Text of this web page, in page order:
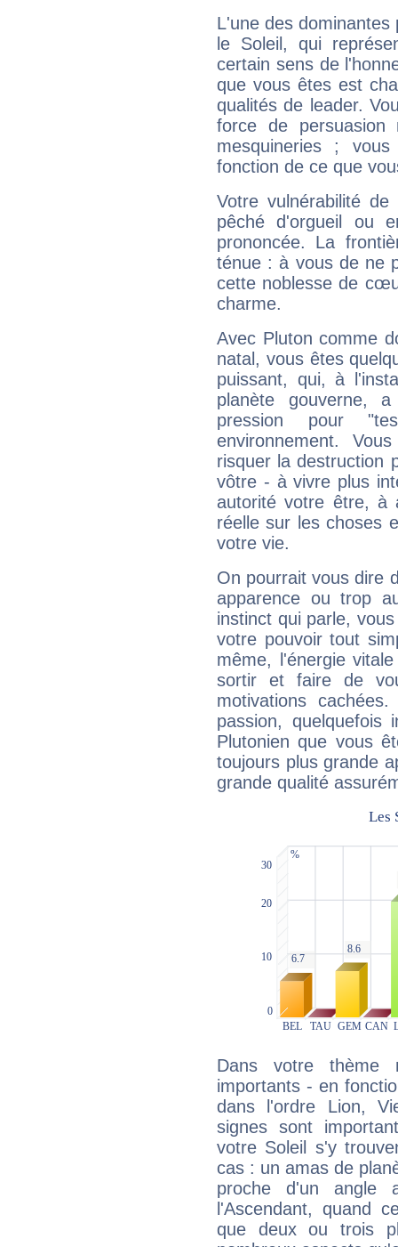
L'une des
le Soleil, qui
certain sens de
que vous êtes est
qualités de leader.
force de
mesquineries ;
fonction de ce que
Votre vulnérabilité
pêché d'orgueil ou
prononcée. La
ténue : à vous de ne
cette noblesse de
charme.
Avec Pluton comme
natal, vous êtes
puissant, qui, à
planète gouverne,
pression pour
environnement.
risquer la destruction
vôtre - à vivre plus
autorité votre être, à
réelle sur les choses
votre vie.
On pourrait vous dire
apparence ou trop
instinct qui parle,
votre pouvoir tout
même, l'énergie
sortir et faire de
motivations
passion, quelquefois
Plutonien que vous
toujours plus grande
grande qualité
Dans votre thème
importants - en
dans l'ordre Lion,
signes sont
votre Soleil s'y
cas : un amas de
proche d'un
l'Ascendant, quand
que deux ou trois